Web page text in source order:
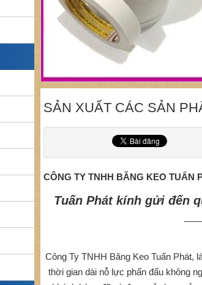
SẢN XUẤT CÁC SẢN
CÔNG TY TNHH BĂNG KEO TUẤN
Tuấn Phát kính gửi đến
Công Ty TNHH Băng Keo Tuấn Phát,
thời gian dài nỗ lực phấn đấu không